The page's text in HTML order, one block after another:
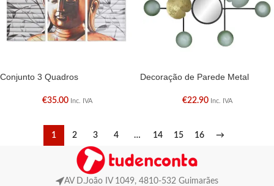
Conjunto 3 Quadros
€35.00 Inc. IVA
Decoração de Parede Metal
€22.90 Inc. IVA
1 2 3 4 … 14 15 16 →
AV D.João IV 1049, 4810-532 Guimarães